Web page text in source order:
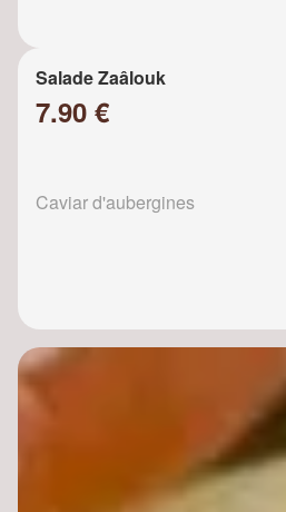
Salade Zaâlouk
7.90 €
Caviar d'aubergines